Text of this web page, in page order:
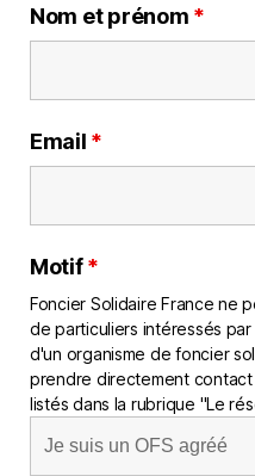
Nom et prénom *
Email *
Motif*
Foncier Solidaire France ne
de particuliers intéressés
d'un organisme de foncier
prendre directement contact
listés dans la rubrique "Le